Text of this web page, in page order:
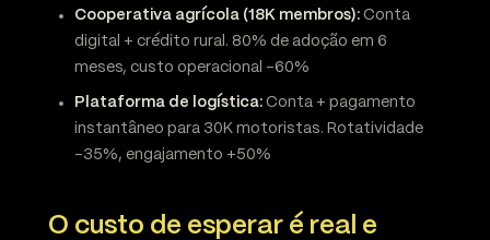
Cooperativa agrícola (18K membros): Conta
digital + crédito rural. 80% de adoção em 6
meses, custo operacional -60%
Plataforma de logística: Conta + pagamento
instantâneo para 30K motoristas. Rotatividade
-35%, engajamento +50%
O custo de esperar é real e